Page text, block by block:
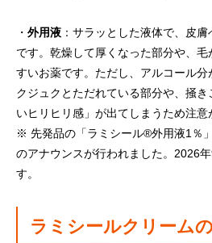
・ 外用液 ：サラッとした液体で、皮
です。乾燥して厚くなった部分や、
すいお薬です。ただし、アルコール分
クジュクとただれている部分や、掻
いヒリヒリ感」が出てしまうため注意
※ 先発品の「ラミシール®外用液1％
のアナウンスが行われました。2026
す。
ラミシールクリーム